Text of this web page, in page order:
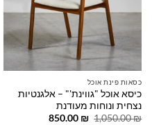
כסאות פינת אוכל
כיסא אוכל "גווינת'" – אלגנטיות
נצחית ונוחות מעודנת
1,050.00₪
המחיר
850.00 ₪
המחיר